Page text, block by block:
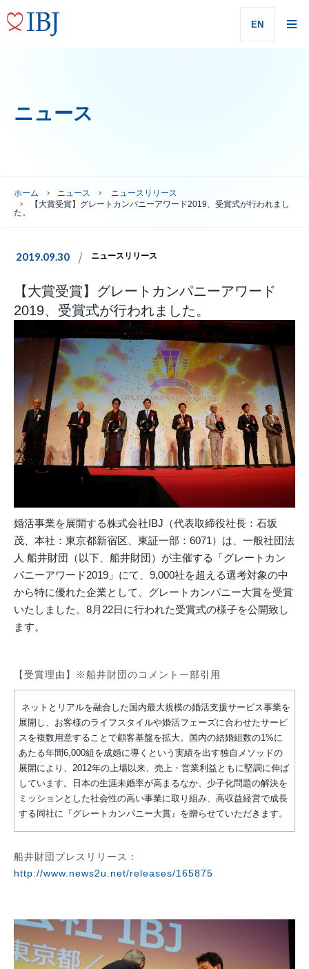
EN
ニュース
ホーム ニュース
ニュースリリース
【大賞受賞】グレートカンパニーアワード2019、受賞式が行われまし
た。
2019.09.30 ニュースリリース
【大賞受賞】グレートカンパニーアワード
2019、受賞式が行われました。
婚活事業を展開する株式会社IBJ（代表取締役社長：石坂
茂、本社：東京都新宿区、東証一部：6071）は、一般社団法
人 船井財団（以下、船井財団）が主催する「グレートカン
パニーアワード2019」にて、9,000社を超える選考対象の中
から特に優れた企業として、グレートカンパニー大賞を受賞
いたしました。8月22日に行われた受賞式の様子を公開致し
ます。
【受賞理由】※船井財団のコメント一部引用
ネットとリアルを融合した国内最大規模の婚活支援サービス事業を
展開し、お客様のライフスタイルや婚活フェーズに合わせたサービ
スを複数用意することで顧客基盤を拡大。国内の結婚組数の1%に
あたる年間6,000組を成婚に導くという実績を出す独自メソッドの
展開により、2012年の上場以来、売上・営業利益ともに堅調に伸ば
しています。日本の生涯未婚率が高まるなか、少子化問題の解決を
ミッションとした社会性の高い事業に取り組み、高収益経営で成長
する同社に『グレートカンパニー大賞』を贈らせていただきます。
船井財団プレスリリース：
http://www.news2u.net/releases/165875